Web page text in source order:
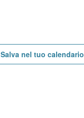
Salva nel tuo calendario